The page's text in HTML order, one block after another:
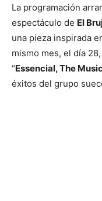
La programación
espectáculo de El
una pieza inspirada
mismo mes, el día
“Essencial, The
éxitos del grupo